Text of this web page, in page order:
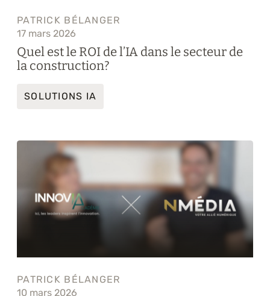
PATRICK BÉLANGER
17 mars 2026
Quel est le ROI de l’IA dans le secteur de
la construction?
SOLUTIONS IA
PATRICK BÉLANGER
10 mars 2026